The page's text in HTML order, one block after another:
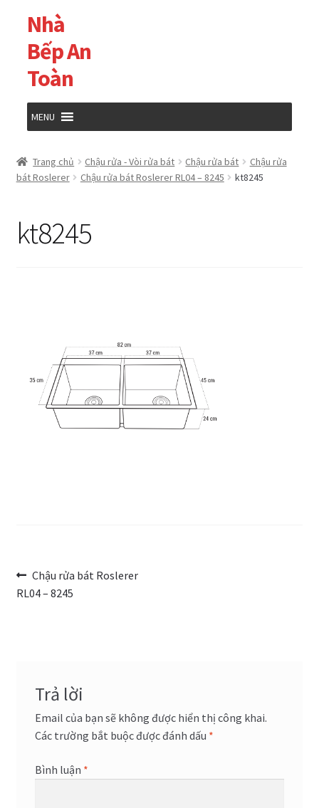
Đi
đến
Điều
hướng
Chuyển
đến
nội
dung
Nhà
Bếp An
Toàn
MENU
Giỏ hàng
Trang chủ Chậu rửa - Vòi rửa bát Chậu rửa bát
Chậu rửa
bát Roslerer
Chậu rửa bát Roslerer RL04 – 8245 kt8245
kt8245
Điều
hướng
Bài
trước:
Chậu rửa bát Roslerer
RL04 – 8245
Trả lời
Email của bạn sẽ không được hiển thị công khai.
Các trường bắt buộc được đánh dấu *
Bình luận *